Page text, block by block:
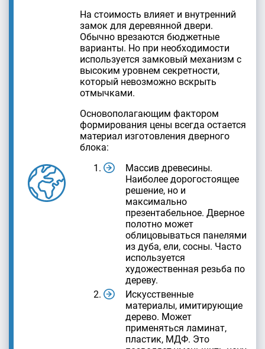
На стоимость влияет и внутренний
замок для деревянной двери.
Обычно врезаются бюджетные
варианты. Но при необходимости
используется замковый механизм с
высоким уровнем секретности,
который невозможно вскрыть
отмычками.
Основополагающим фактором
формирования цены всегда остается
материал изготовления дверного
блока:
Массив древесины.
Наиболее дорогостоящее
решение, но и
максимально
презентабельное. Дверное
полотно может
облицовываться панелями
из дуба, ели, сосны. Часто
используется
художественная резьба по
дереву.
Искусственные
материалы, имитирующие
дерево. Может
применяться ламинат,
пластик, МДФ. Это